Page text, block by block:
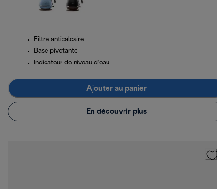
Filtre anticalcaire
Base pivotante
Indicateur de niveau d’eau
Ajouter au panier
En découvrir plus